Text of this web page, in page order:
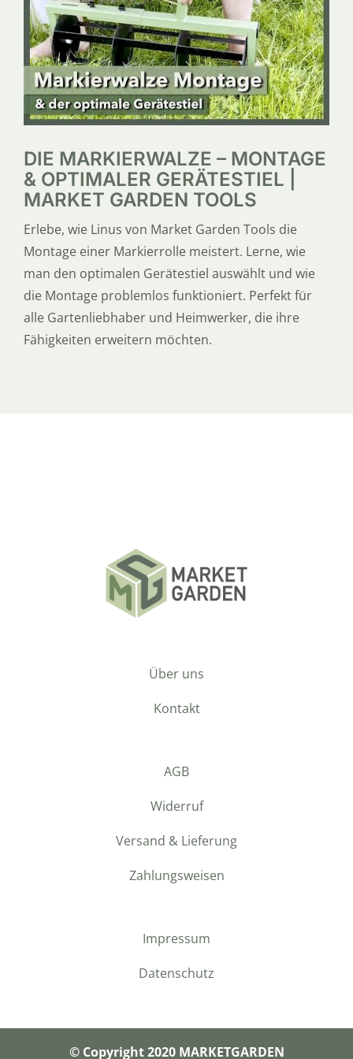
SERVICE
ÜBER UNS
DIE MARKIERWALZE – MONTAGE
& OPTIMALER GERÄTESTIEL |
MARKET GARDEN TOOLS
Erlebe, wie Linus von Market Garden Tools die
Montage einer Markierrolle meistert. Lerne, wie
man den optimalen Gerätestiel auswählt und wie
die Montage problemlos funktioniert. Perfekt für
alle Gartenliebhaber und Heimwerker, die ihre
Fähigkeiten erweitern möchten.
Über uns
Kontakt
AGB
Widerruf
Versand & Lieferung
Zahlungsweisen
Impressum
Datenschutz
© Copyright 2020 MARKETGARDEN